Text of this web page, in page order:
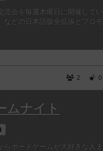
流会を毎週木曜日に開催してい
などの日本語版全拡張とプロモ
2 0
ムナイト
ボードゲームが大好きな人ま